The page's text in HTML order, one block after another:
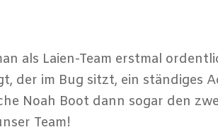
als Laien-Team erstmal
der im Bug sitzt, ein
Noah Boot dann sogar den
Team!